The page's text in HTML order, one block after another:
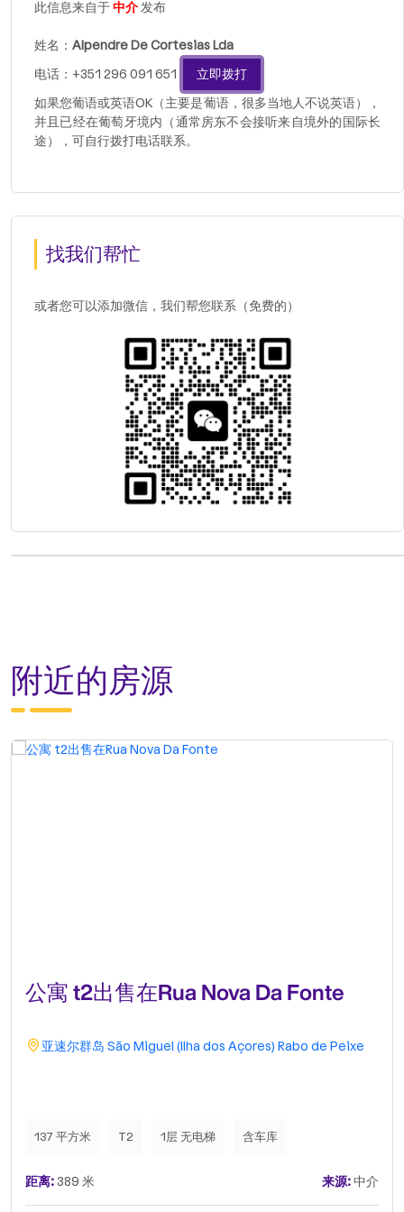
此信息来自于中介发布
姓名： Alpendre De Cortesias Lda
电话：+351 296 091 651
立即拨打
如果您葡语或英语OK（主要是葡语，很多当地人不说英语），
并且已经在葡萄牙境内（通常房东不会接听来自境外的国际长
途），可自行拨打电话联系。
找我们帮忙
或者您可以添加微信，我们帮您联系（免费的）
附近的房源
公寓 t2出售在Rua Nova Da Fonte
亚速尔群岛 São Miguel (Ilha dos Açores) Rabo de Peixe
137 平方米 T2 1层 无电梯 含车库
距离: 389 米 来源:中介